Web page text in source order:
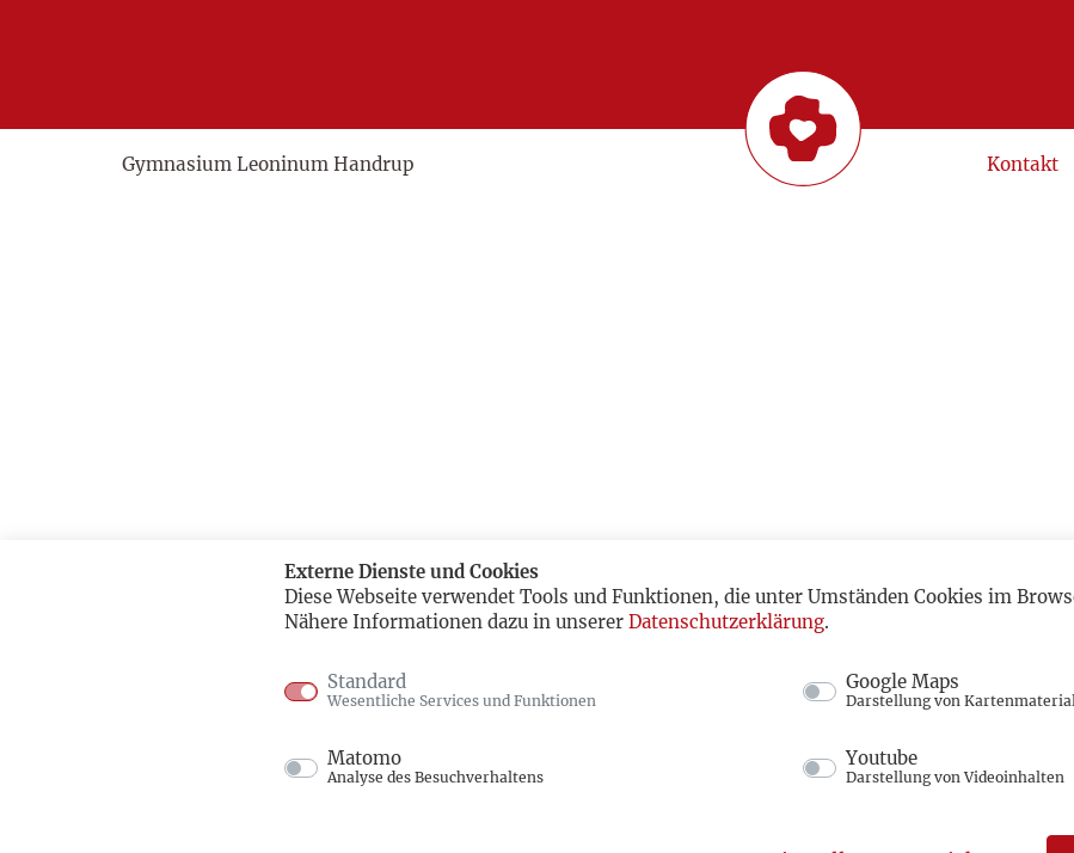
Kontakt
Gymnasium Leoninum Handrup
Externe Dienste und Cookies
Diese Webseite verwendet Tools und Funktionen, die unter Umständen Cookies im
Nähere Informationen dazu in unserer Datenschutzerklärung.
Standard
Wesentliche Services und Funktionen
Google Maps
Darstellung von
Matomo
Analyse des Besuchverhaltens
Youtube
Darstellung von Videoinhalten